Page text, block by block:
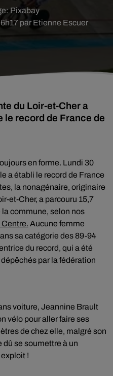
par Etienne Escuer
Pixabay
du Loir-et-Cher a
le record de France de
en forme. Lundi 30
a établi le record de France
la nonagénaire, originaire
et-Cher, a parcouru 15,7
commune, selon nos
Aucune femme
sa catégorie des 89-94
du record, qui a été
par la fédération
voiture, Jeannine Brault
vélo pour aller faire ses
de chez elle, malgré son
dû se soumettre à un
!